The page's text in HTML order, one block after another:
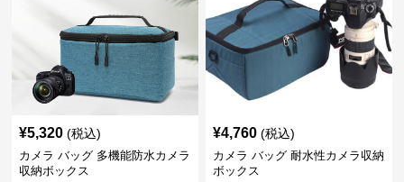
¥5,320 (税込)
カメラ バッグ 多機能防水カメラ
収納ボックス
¥4,760 (税込)
カメラ バッグ 耐水性カメラ収納
ボックス